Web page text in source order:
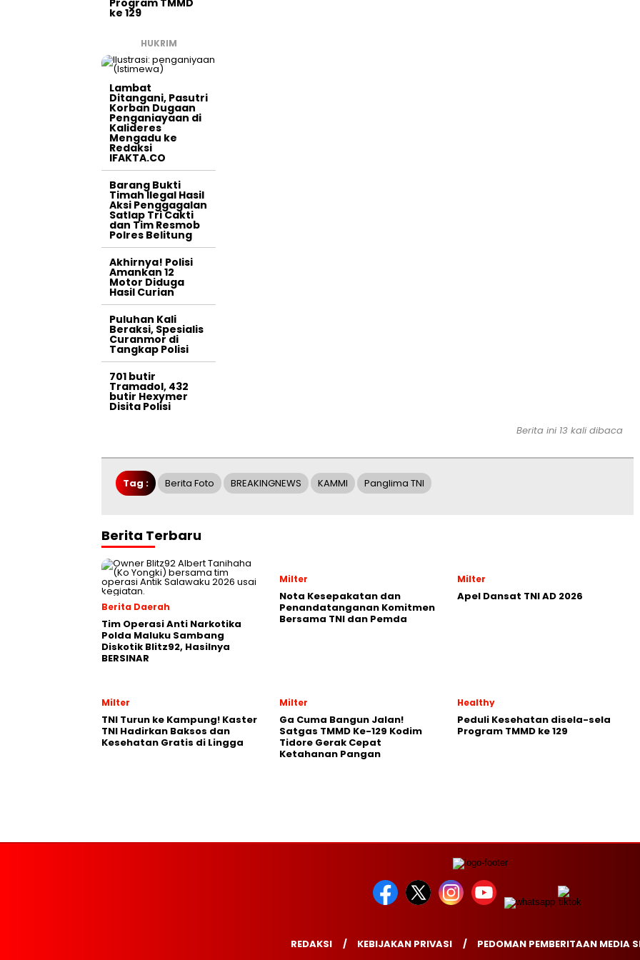
Program TMMD
ke 129
HUKRIM
Lambat
Ditangani, Pasutri
Korban Dugaan
Penganiayaan di
Kalideres
Mengadu ke
Redaksi
IFAKTA.CO
Barang Bukti
Timah Ilegal Hasil
Aksi Penggagalan
Satlap Tri Cakti
dan Tim Resmob
Polres Belitung
Akhirnya! Polisi
Amankan 12
Motor Diduga
Hasil Curian
Puluhan Kali
Beraksi, Spesialis
Curanmor di
Tangkap Polisi
701 butir
Tramadol, 432
butir Hexymer
Disita Polisi
Berita ini 13 kali dibaca
Tag : Berita Foto BREAKINGNEWS KAMMI Panglima TNI
Berita Terbaru
Berita Daerah
Tim Operasi Anti Narkotika
Polda Maluku Sambang
Diskotik Blitz92, Hasilnya
BERSINAR
Milter
Nota Kesepakatan dan
Penandatanganan Komitmen
Bersama TNI dan Pemda
Milter
Apel Dansat TNI AD 2026
Milter
TNI Turun ke Kampung! Kaster
TNI Hadirkan Baksos dan
Kesehatan Gratis di Lingga
Milter
Ga Cuma Bangun Jalan!
Satgas TMMD Ke-129 Kodim
Tidore Gerak Cepat
Ketahanan Pangan
Healthy
Peduli Kesehatan disela-sela
Program TMMD ke 129
REDAKSI KEBIJAKAN PRIVASI PEDOMAN PEMBERITAAN MEDIA